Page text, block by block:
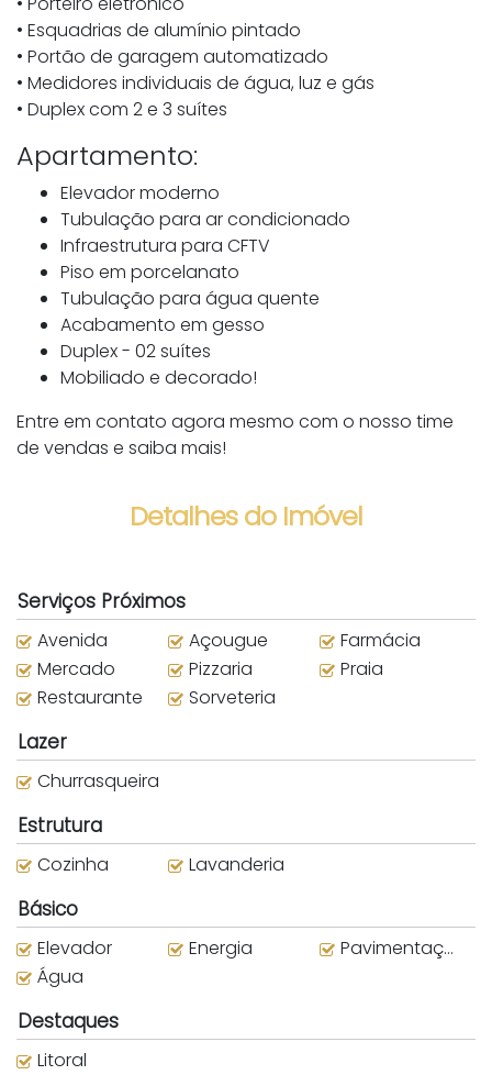
• Esquadrias de alumínio pintado
• Portão de garagem automatizado
• Medidores individuais de água, luz e gás
• Duplex com 2 e 3 suítes
Apartamento:
Elevador moderno
Tubulação para ar condicionado
Infraestrutura para CFTV
Piso em porcelanato
Tubulação para água quente
Acabamento em gesso
Duplex - 02 suítes
Mobiliado e decorado!
Entre em contato agora mesmo com o nosso time
de vendas e saiba mais!
Detalhes do Imóvel
Serviços Próximos
Avenida Açougue
Farmácia
Mercado
Pizzaria
Praia
Restaurante
Sorveteria
Lazer
Churrasqueira
Estrutura
Cozinha Lavanderia
Básico
Elevador Energia
Pavimentação
Água
Destaques
Litoral